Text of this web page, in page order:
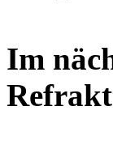
Im